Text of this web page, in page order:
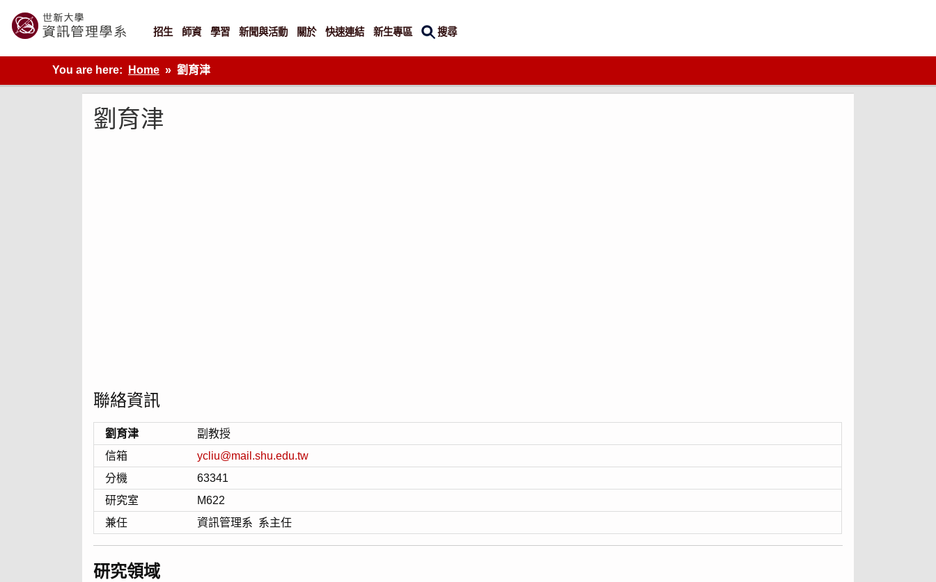
content
世新大學資管系網站
招生 師資 學習 新聞與活動 關於 快速連結 新生專區 搜尋
You are here: Home 劉育津
劉育津
聯絡資訊
劉育津
副教授
信箱
ycliu@mail.shu.edu.tw
分機
63341
研究室
M622
兼任
資訊管理系 系主任
研究領域